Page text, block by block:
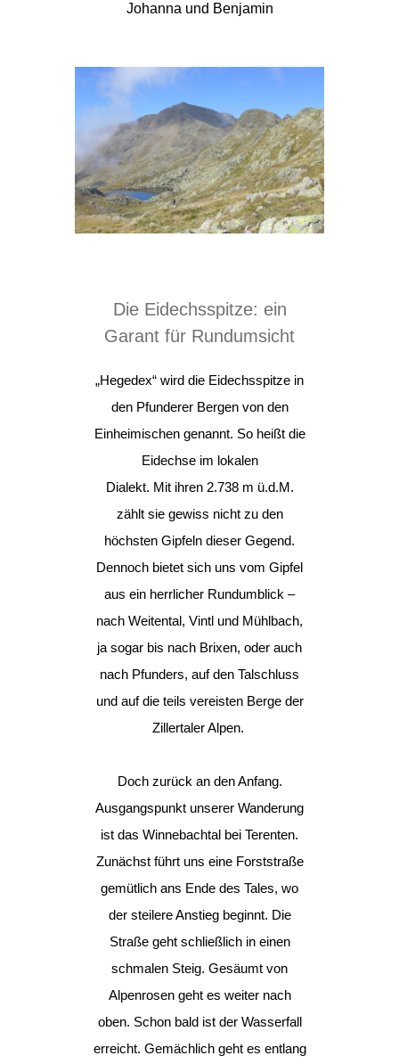
Johanna und Benjamin
Die Eidechsspitze: ein
Garant für Rundumsicht
„Hegedex“ wird die Eidechsspitze in
den Pfunderer Bergen von den
Einheimischen genannt. So heißt die
Eidechse im lokalen
Dialekt. Mit ihren 2.738 m ü.d.M.
zählt sie gewiss nicht zu den
höchsten Gipfeln dieser Gegend.
Dennoch bietet sich uns vom Gipfel
aus ein herrlicher Rundumblick –
nach Weitental, Vintl und Mühlbach,
ja sogar bis nach Brixen, oder auch
nach Pfunders, auf den Talschluss
und auf die teils vereisten Berge der
Zillertaler Alpen.
Doch zurück an den Anfang.
Ausgangspunkt unserer Wanderung
ist das Winnebachtal bei Terenten.
Zunächst führt uns eine Forststraße
gemütlich ans Ende des Tales, wo
der steilere Anstieg beginnt. Die
Straße geht schließlich in einen
schmalen Steig. Gesäumt von
Alpenrosen geht es weiter nach
oben. Schon bald ist der Wasserfall
erreicht. Gemächlich geht es entlang